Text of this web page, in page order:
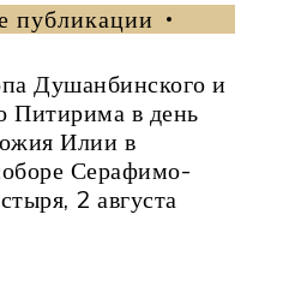
публикации
Душанбинского и
Питирима в день
Илии в
Серафимо-
2 августа